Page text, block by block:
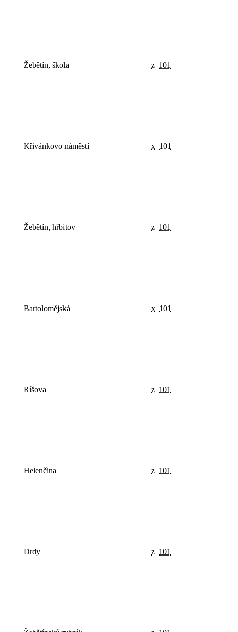
Žebětín, škola z 101
Křivánkovo náměstí x 101
Žebětín, hřbitov z 101
Bartolomějská x 101
Ríšova z 101
Helenčina z 101
Drdy z 101